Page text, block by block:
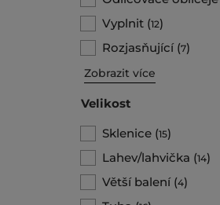
Vyplnit (12)
Rozjasňující(7)
Zobrazit více
Velikost
Sklenice (15)
Lahev/lahvička (14)
Větší balení(4)